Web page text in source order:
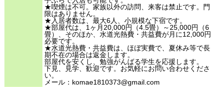
★喫煙は不可。家族以外の訪問、来客は禁止です。門
限はありません。
★入居者数は、最大6人、小規模な下宿です。
★部屋代は、1ヶ月20,000円（4.5畳）～25,000円（6
畳）、そのほか、水道光熱費・共益費が月に12,000円
必要です。
★水道光熱費・共益費は、ほぼ実費で、夏休み等で長
期不在の場合は返金します。
部屋代を安くし、勉強がんばる学生を応援します。
下見、見学、歓迎です。お気軽にお問い合わせくださ
い。
メール：komae1810373@gmail.com